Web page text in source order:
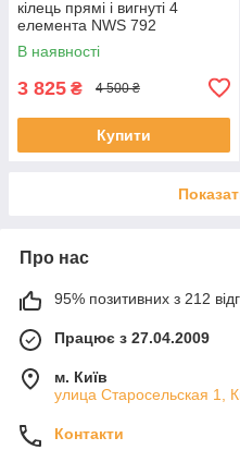
кілець прямі і вигнуті 4
елемента NWS 792
(Німеччина)
В наявності
3 825 ₴ 4 500 ₴
Купити
Про нас
95% позитивних з 212
Працює з 27.04.2009
м. Київ
улица Старосельская 1,
Контакти